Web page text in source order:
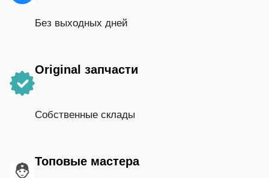
Без выходных дней
Original запчасти
Собственные склады
Топовые мастера